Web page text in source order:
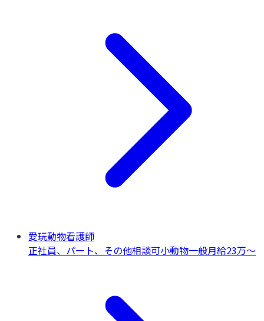
愛玩動物看護師
正社員、パート、その他相談可小動物一般月給23万〜